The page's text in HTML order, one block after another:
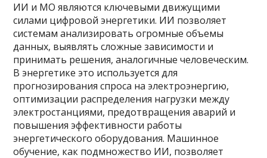
ИИ и МО являются ключевыми движущими
силами цифровой энергетики. ИИ позволяет
системам анализировать огромные объемы
данных, выявлять сложные зависимости и
принимать решения, аналогичные человеческим.
В энергетике это используется для
прогнозирования спроса на электроэнергию,
оптимизации распределения нагрузки между
электростанциями, предотвращения аварий и
повышения эффективности работы
энергетического оборудования. Машинное
обучение, как подмножество ИИ, позволяет